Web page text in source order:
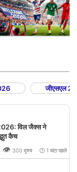
जीएसएल
विल जैक्स ने
कैच
👁 300 दृश्य 🕒 1 घंटा पहले